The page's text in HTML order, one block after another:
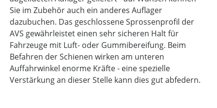
Sie im Zubehör auch ein anderes Auflager
dazubuchen. Das geschlossene Sprossenprofil der
AVS gewährleistet einen sehr sicheren Halt für
Fahrzeuge mit Luft- oder Gummibereifung. Beim
Befahren der Schienen wirken am unteren
Auffahrwinkel enorme Kräfte - eine spezielle
Verstärkung an dieser Stelle kann dies gut abfedern.